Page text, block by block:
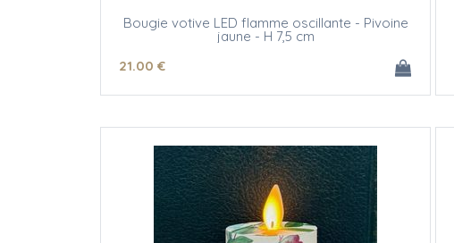
Bougie votive LED flamme oscillante - Pivoine
jaune - H 7,5 cm
21.00 €